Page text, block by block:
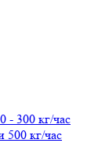
- 300 кг/час
500 кг/час